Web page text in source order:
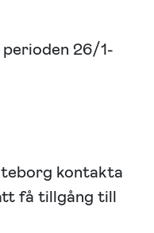
perioden 26/1-
kontakta
få tillgång till